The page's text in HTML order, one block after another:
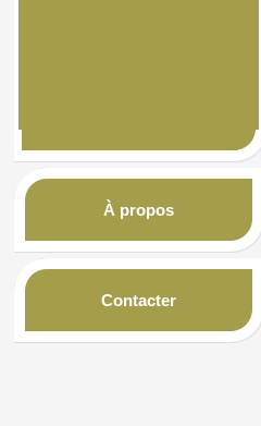
À propos
Contacter